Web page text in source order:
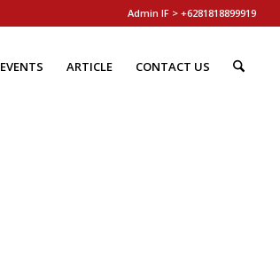
Admin IF > +6281818899919
EVENTS ARTICLE CONTACT US